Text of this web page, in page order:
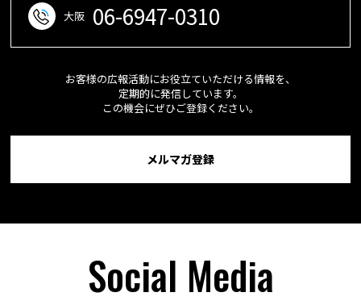
大阪 06-6947-0310
お客様の広報活動にお役立ていただける情報を、
定期的に発信しています。
この機会にぜひご登録ください。
メルマガ登録
Social Media